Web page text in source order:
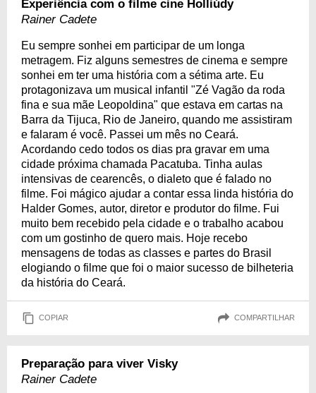
Experiência com o filme cine Holliúdy
Rainer Cadete
Eu sempre sonhei em participar de um longa
metragem. Fiz alguns semestres de cinema e sempre
sonhei em ter uma história com a sétima arte. Eu
protagonizava um musical infantil "Zé Vagão da roda
fina e sua mãe Leopoldina" que estava em cartas na
Barra da Tijuca, Rio de Janeiro, quando me assistiram
e falaram é você. Passei um mês no Ceará.
Acordando cedo todos os dias pra gravar em uma
cidade próxima chamada Pacatuba. Tinha aulas
intensivas de cearencês, o dialeto que é falado no
filme. Foi mágico ajudar a contar essa linda história do
Halder Gomes, autor, diretor e produtor do filme. Fui
muito bem recebido pela cidade e o trabalho acabou
com um gostinho de quero mais. Hoje recebo
mensagens de todas as classes e partes do Brasil
elogiando o filme que foi o maior sucesso de bilheteria
da história do Ceará.
COPIAR COMPARTILHAR
Preparação para viver Visky
Rainer Cadete